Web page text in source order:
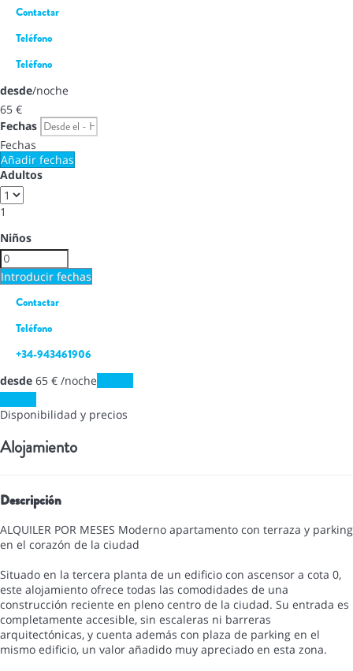
Contactar
Teléfono
Teléfono
desde/noche
65 €
Fechas
Fechas
Añadir fechas
Adultos
1
Niños
Introducir fechas
Contactar
Teléfono
+34-943461906
desde 65 € /noche
Disponibilidad y precios
Alojamiento
Descripción
ALQUILER POR MESES Moderno apartamento con terraza y parking
en el corazón de la ciudad
Situado en la tercera planta de un edificio con ascensor a cota 0,
este alojamiento ofrece todas las comodidades de una
construcción reciente en pleno centro de la ciudad. Su entrada es
completamente accesible, sin escaleras ni barreras
arquitectónicas, y cuenta además con plaza de parking en el
mismo edificio, un valor añadido muy apreciado en esta zona.